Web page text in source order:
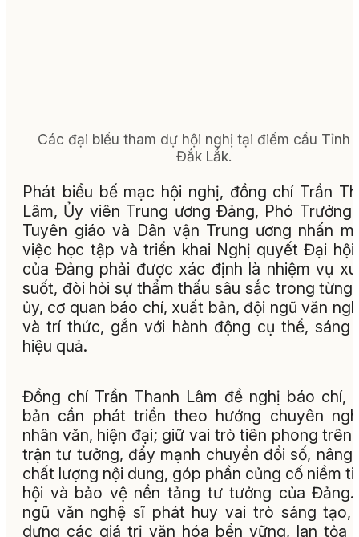
Các đại biểu tham dự hội nghị tại điểm cầu Tỉnh
Đắk Lắk.
Phát biểu bế mạc hội nghị, đồng chí Trần
Lâm, Ủy viên Trung ương Đảng, Phó Trưởng
Tuyên giáo và Dân vận Trung ương nhấn
việc học tập và triển khai Nghị quyết Đại hội
của Đảng phải được xác định là nhiệm vụ
suốt, đòi hỏi sự thẩm thấu sâu sắc trong từng
ủy, cơ quan báo chí, xuất bản, đội ngũ văn
và trí thức, gắn với hành động cụ thể, sáng
hiệu quả.
Đồng chí Trần Thanh Lâm đề nghị báo chí,
bản cần phát triển theo hướng chuyên
nhân văn, hiện đại; giữ vai trò tiên phong trên
trận tư tưởng, đẩy mạnh chuyển đổi số, nâng
chất lượng nội dung, góp phần củng cố niềm
hội và bảo vệ nền tảng tư tưởng của
ngũ văn nghệ sĩ phát huy vai trò sáng tạo,
dựng các giá trị văn hóa bền vững, lan tỏa